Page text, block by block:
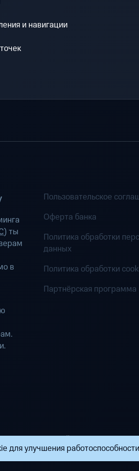
для улучшения
и навигации
) ты
в
Пользовательское
Оферта банка
Политика обработки
данных
Политика обработки
Партнёрская программа
вычислений». Все права
д. 18, к. 9 Почта:fogplay@mts.ru